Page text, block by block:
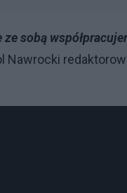
sobą
Nawrocki